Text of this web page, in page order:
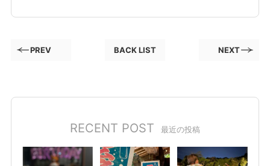
PREV BACK LIST NEXT
RECENT POST 最近の投稿